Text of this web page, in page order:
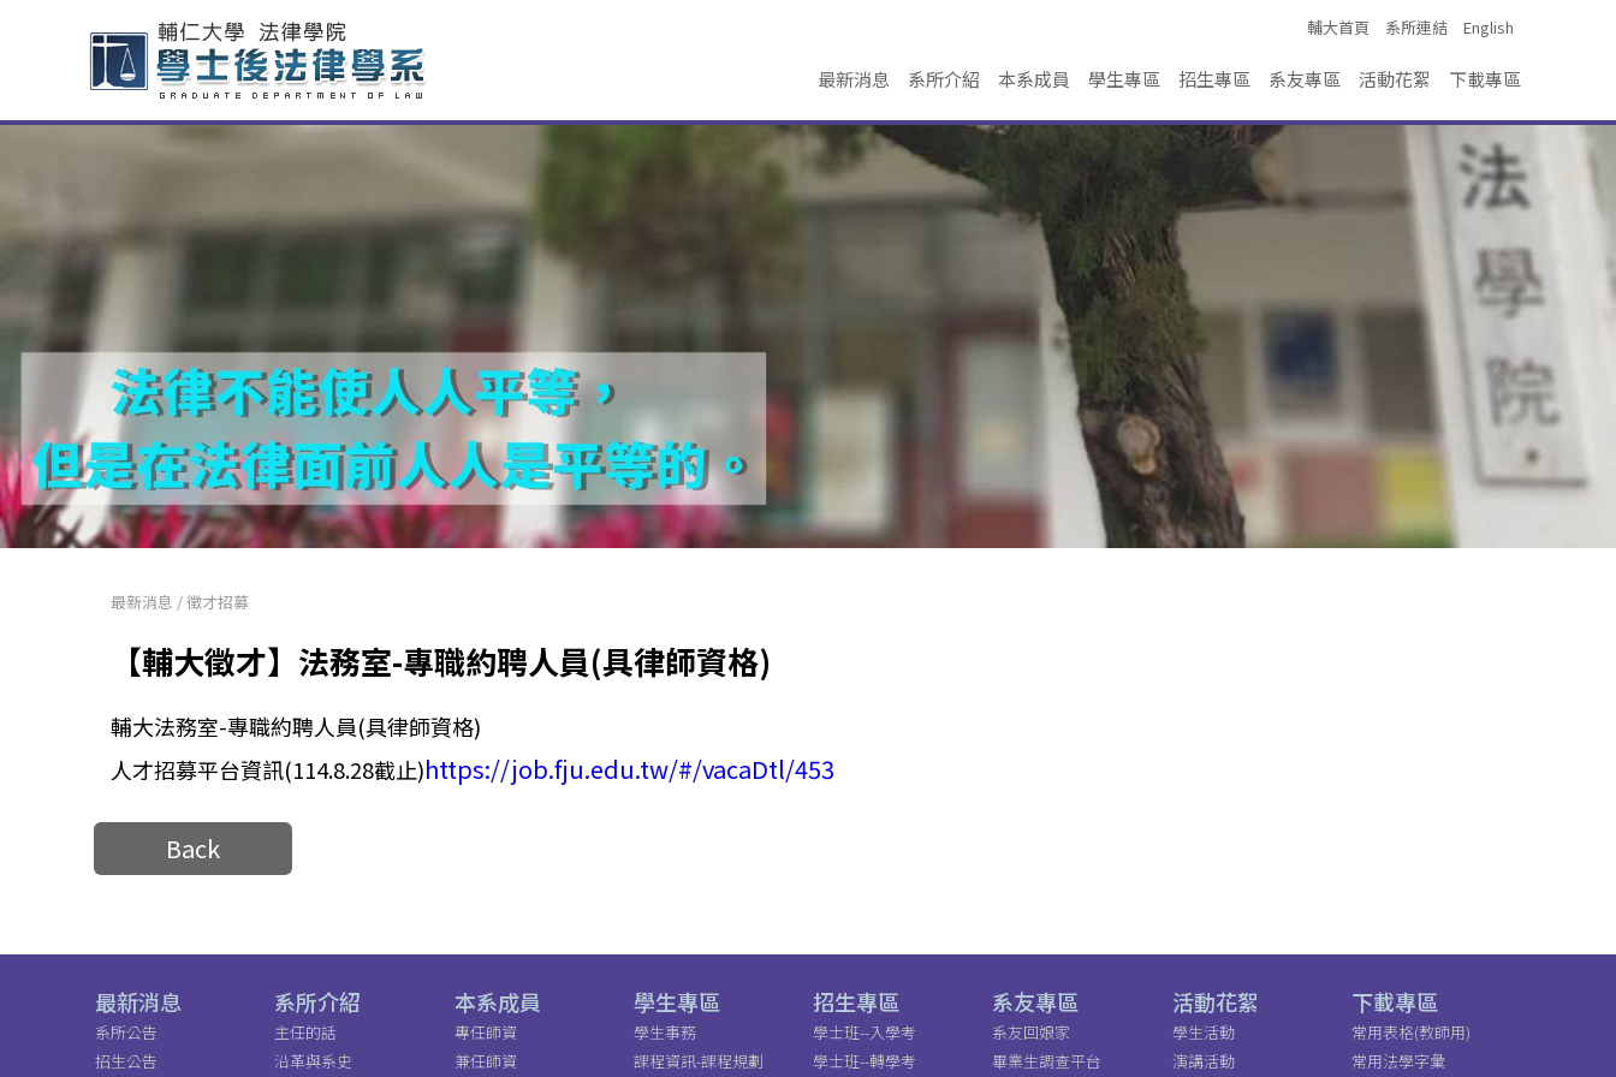
輔大首頁 系所連結 English
最新消息 系所介紹 本系成員 學生專區 招生專區 系友專區 活動花絮 下載專區
最新消息 /徵才招募
【輔大徵才】法務室-專職約聘人員(具律師資格)
輔大法務室-專職約聘人員(具律師資格)
人才招募平台資訊(114.8.28截止)https://job.fju.edu.tw/#/vacaDtl/453
Back
最新消息
系所公告
招生公告
系所介紹
主任的話
沿革與系史
本系成員
專任師資
兼任師資
學生專區
學生事務
課程資訊-課程規劃
招生專區
學士班--入學考
學士班--轉學考
系友專區
系友回娘家
畢業生調查平台
活動花絮
學生活動
演講活動
下載專區
常用表格(教師用)
常用法學字彙